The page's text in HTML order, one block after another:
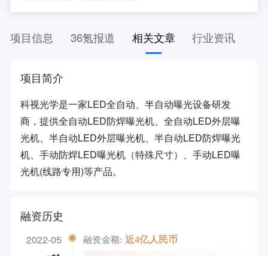
项目信息 36氪报道 相关文章 行业资讯
项目简介
科视光学是一家LED全自动、半自动曝光设备研发
商，提供全自动LED防焊曝光机、全自动LED外层曝
光机、半自动LED外层曝光机、半自动LED防焊曝光
机、手动防焊LED曝光机（特殊尺寸）、手动LED曝
光机(线路专用)等产品。
融资历史
2022-05 融资金额: 近4亿人民币